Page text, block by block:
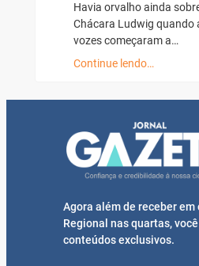
Havia orvalho ainda
Chácara Ludwig quando
vozes começaram a…
Continue lendo…
Agora além de receber em
Regional nas quartas,
conteúdos exclusivos.